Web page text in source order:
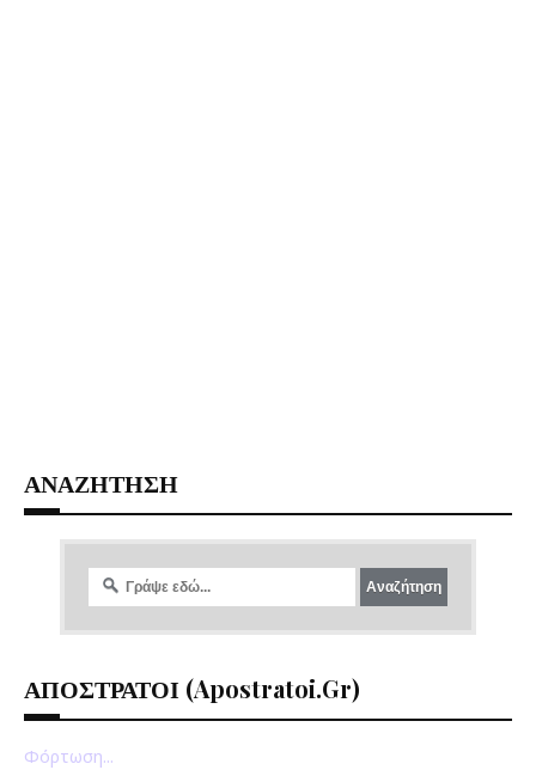
ΑΝΑΖΗΤΗΣΗ
ΑΠΟΣΤΡΑΤΟΙ (apostratoi.gr)
Φόρτωση...